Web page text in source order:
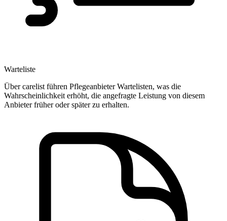
Warteliste
Über carelist führen Pflegeanbieter Wartelisten, was die
Wahrscheinlichkeit erhöht, die angefragte Leistung von diesem
Anbieter früher oder später zu erhalten.